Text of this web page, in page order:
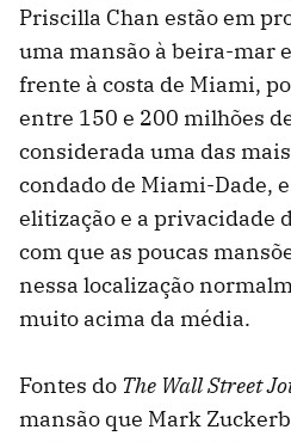
Priscilla Chan estão em
uma mansão à beira-mar
frente à costa de Miami,
entre 150 e 200 milhões
considerada uma das
condado de Miami-Dade,
elitização e a privacidade
com que as poucas
nessa localização
muito acima da média.
Fontes do The Wall Street
mansão que Mark